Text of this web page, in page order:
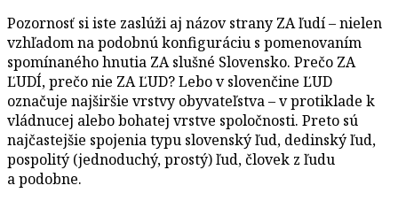
Pozornosť si iste zaslúži aj názov strany ZA ľudí – nielen
vzhľadom na podobnú konfiguráciu s pomenovaním
spomínaného hnutia ZA slušné Slovensko. Prečo ZA
ĽUDÍ, prečo nie ZA ĽUD? Lebo v slovenčine ĽUD
označuje najširšie vrstvy obyvateľstva – v protiklade k
vládnucej alebo bohatej vrstve spoločnosti. Preto sú
najčastejšie spojenia typu slovenský ľud, dedinský ľud,
pospolitý (jednoduchý, prostý) ľud, človek z ľudu
a podobne.